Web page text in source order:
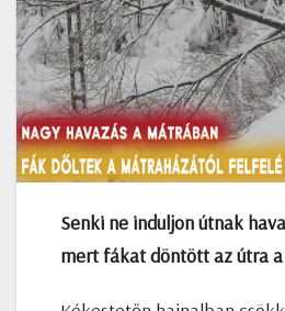
Senki ne induljon útnak
mert fákat döntött az útra a